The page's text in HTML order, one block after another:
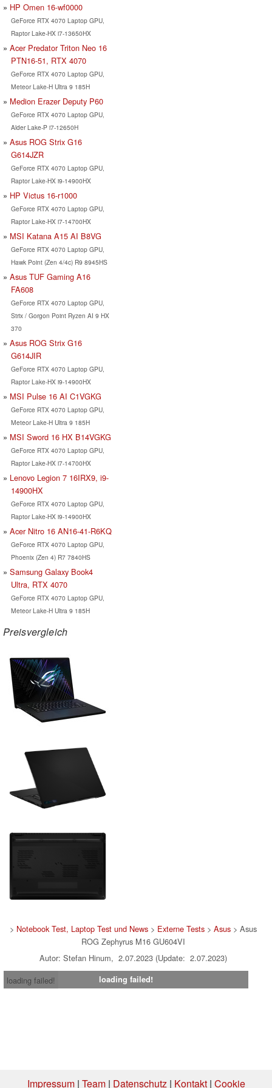
HP Omen 16-wf0000
GeForce RTX 4070 Laptop GPU,
Raptor Lake-HX i7-13650HX
Acer Predator Triton Neo 16
PTN16-51, RTX 4070
GeForce RTX 4070 Laptop GPU,
Meteor Lake-H Ultra 9 185H
Medion Erazer Deputy P60
GeForce RTX 4070 Laptop GPU,
Alder Lake-P i7-12650H
Asus ROG Strix G16
G614JZR
GeForce RTX 4070 Laptop GPU,
Raptor Lake-HX i9-14900HX
HP Victus 16-r1000
GeForce RTX 4070 Laptop GPU,
Raptor Lake-HX i7-14700HX
MSI Katana A15 AI B8VG
GeForce RTX 4070 Laptop GPU,
Hawk Point (Zen 4/4c) R9 8945HS
Asus TUF Gaming A16
FA608
GeForce RTX 4070 Laptop GPU,
Strix / Gorgon Point Ryzen AI 9 HX
370
Asus ROG Strix G16
G614JIR
GeForce RTX 4070 Laptop GPU,
Raptor Lake-HX i9-14900HX
MSI Pulse 16 AI C1VGKG
GeForce RTX 4070 Laptop GPU,
Meteor Lake-H Ultra 9 185H
MSI Sword 16 HX B14VGKG
GeForce RTX 4070 Laptop GPU,
Raptor Lake-HX i7-14700HX
Lenovo Legion 7 16IRX9, i9-
14900HX
GeForce RTX 4070 Laptop GPU,
Raptor Lake-HX i9-14900HX
Acer Nitro 16 AN16-41-R6KQ
GeForce RTX 4070 Laptop GPU,
Phoenix (Zen 4) R7 7840HS
Samsung Galaxy Book4
Ultra, RTX 4070
GeForce RTX 4070 Laptop GPU,
Meteor Lake-H Ultra 9 185H
Preisvergleich
> Notebook Test, Laptop Test und News> Externe Tests> Asus> Asus
ROG Zephyrus M16 GU604VI
Autor: Stefan Hinum, 2.07.2023 (Update: 2.07.2023)
loading failed!
loading failed!
Impressum| Team| Datenschutz| Kontakt| Cookie